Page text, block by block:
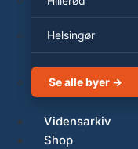
Helsingør
Se alle byer →
Vidensarkiv
Shop